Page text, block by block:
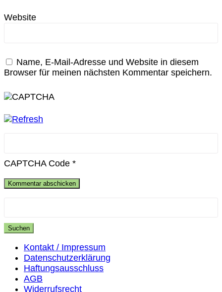
Website
Name, E-Mail-Adresse und Website in diesem
Browser für meinen nächsten Kommentar speichern.
CAPTCHA Code *
Kontakt / Impressum
Datenschutzerklärung
Haftungsausschluss
AGB
Widerrufsrecht